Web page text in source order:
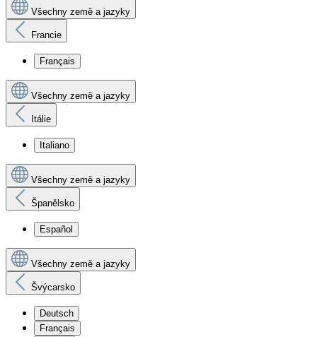
Všechny země a jazyky
Francie
Français
Všechny země a jazyky
Itálie
Italiano
Všechny země a jazyky
Španělsko
Español
Všechny země a jazyky
Švýcarsko
Deutsch
Français